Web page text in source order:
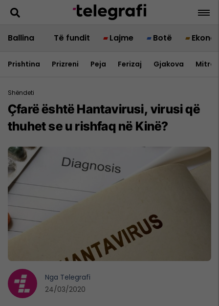
Ballina Të fundit Lajme Botë
Prishtina Prizreni Peja Ferizaj Gjakova
Shëndeti
Çfarë është Hantavirusi, virusi që
thuhet se u rishfaq në Kinë?
Nga Telegrafi
24/03/2020